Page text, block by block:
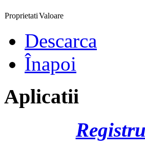
ProprietatiValoare
Descarca
Înapoi
Aplicatii